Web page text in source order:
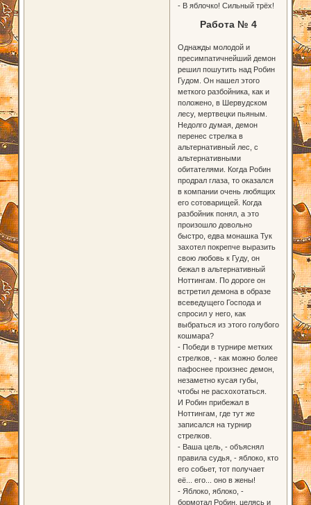
- В яблочко! Сильный трёх!
Работа № 4
Однажды молодой и
пресимпатичнейший демон
решил пошутить над Робин
Гудом. Он нашел этого
меткого разбойника, как и
положено, в Шервудском
лесу, мертвецки пьяным.
Недолго думая, демон
перенес стрелка в
альтернативный лес, с
альтернативными
обитателями. Когда Робин
продрал глаза, то оказался
в компании очень любящих
его сотоварищей. Когда
разбойник понял, а это
произошло довольно
быстро, едва монашка Тук
захотел покрепче выразить
свою любовь к Гуду, он
бежал в альтернативный
Ноттингам. По дороге он
встретил демона в образе
всеведущего Господа и
спросил у него, как
выбраться из этого голубого
кошмара?
- Победи в турнире метких
стрелков, - как можно более
пафоснее произнес демон,
незаметно кусая губы,
чтобы не расхохотаться.
И Робин прибежал в
Ноттингам, где тут же
записался на турнир
стрелков.
- Ваша цель, - объяснял
правила судья, - яблоко, кто
его собьет, тот получает
её... его... оно в жены!
- Яблоко, яблоко, -
бормотал Робин, целясь и